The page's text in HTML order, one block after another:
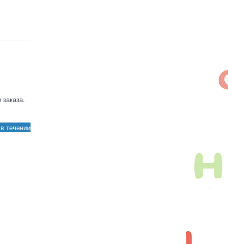
течении